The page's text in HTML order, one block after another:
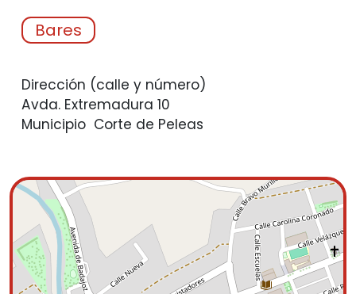
Bares
Dirección (calle y número)
Avda. Extremadura 10
Municipio Corte de Peleas